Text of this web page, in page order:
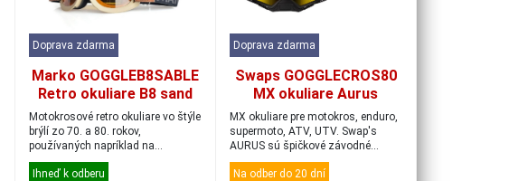
Doprava zdarma
Marko GOGGLEB8SABLE
Retro okuliare B8 sand
Motokrosové retro okuliare vo štýle
brýlí zo 70. a 80. rokov,
používaných napríklad na
pôvodných záv...
Ihneď k odberu
Doprava zdarma
Swaps GOGGLECROS80
MX okuliare Aurus
black/black/iridium gold
MX okuliare pre motokros, enduro,
supermoto, ATV, UTV. Swap's
AURUS sú špičkové závodné
okuliare, kt...
Na odber do 20 dní